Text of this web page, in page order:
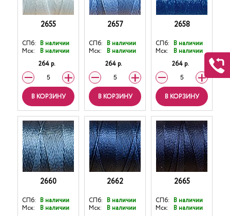
2655
СПб: В наличии
Мск:
В наличии
264 р.
В КОРЗИНУ
2657
СПб: В наличии
Мск:
В наличии
264 р.
В КОРЗИНУ
2658
СПб: В наличии
Мск:
В наличии
264 р.
В КОРЗИНУ
2660
СПб: В наличии
Мск:
В наличии
2662
СПб: В наличии
Мск:
В наличии
2665
СПб: В наличии
Мск:
В наличии